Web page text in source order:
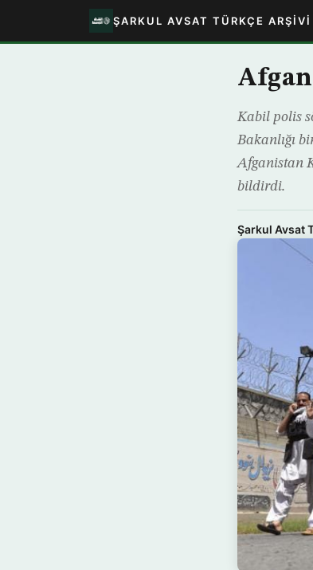
ŞARKUL AVSAT TÜRKÇE ARŞIVI
Kabil polis
Bakanlığı
Afganistan
bildirdi.
Şarkul Avsat